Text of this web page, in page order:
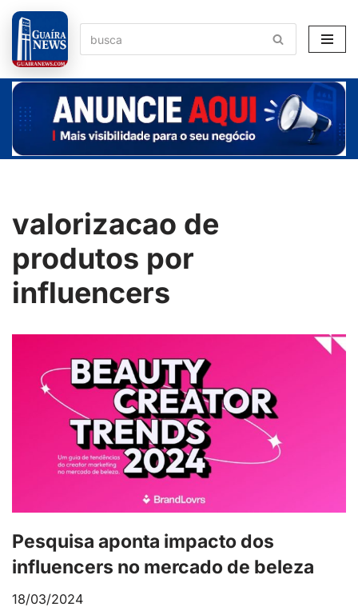
Pular
para
o
conteúdo
valorizacao de
produtos por
influencers
Pesquisa aponta impacto dos
influencers no mercado de beleza
18/03/2024